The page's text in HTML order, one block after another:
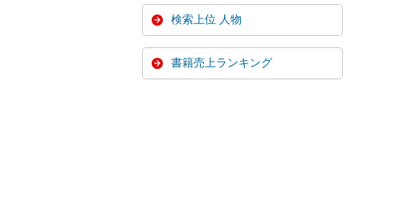
検索上位 人物
書籍売上ランキング